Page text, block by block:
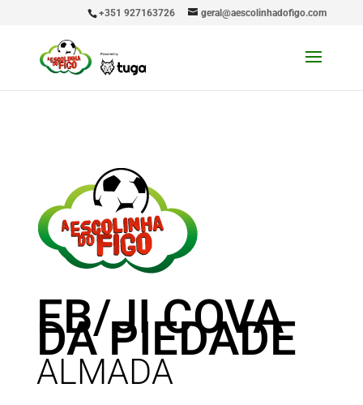
+351 927163726 geral@aescolinhadofigo.com
EB/JI COVA
DA PIEDADE
ALMADA